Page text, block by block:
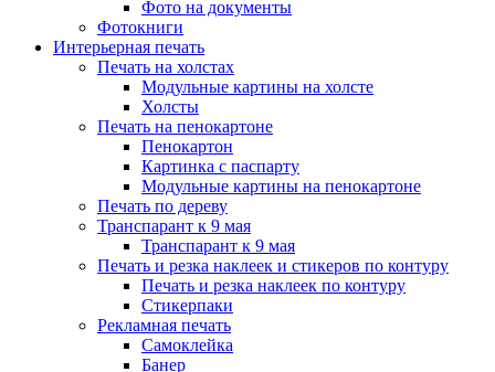
Фото на документы
Фотокниги
Интерьерная печать
Печать на холстах
Модульные картины на холсте
Холсты
Печать на пенокартоне
Пенокартон
Картинка с паспарту
Модульные картины на пенокартоне
Печать по дереву
Транспарант к 9 мая
Транспарант к 9 мая
Печать и резка наклеек и стикеров по контуру
Печать и резка наклеек по контуру
Стикерпаки
Рекламная печать
Самоклейка
Банер